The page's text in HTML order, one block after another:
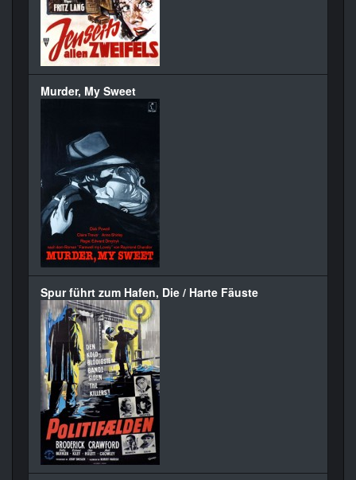
Murder, My Sweet
Spur führt zum Hafen, Die / Harte Fäuste